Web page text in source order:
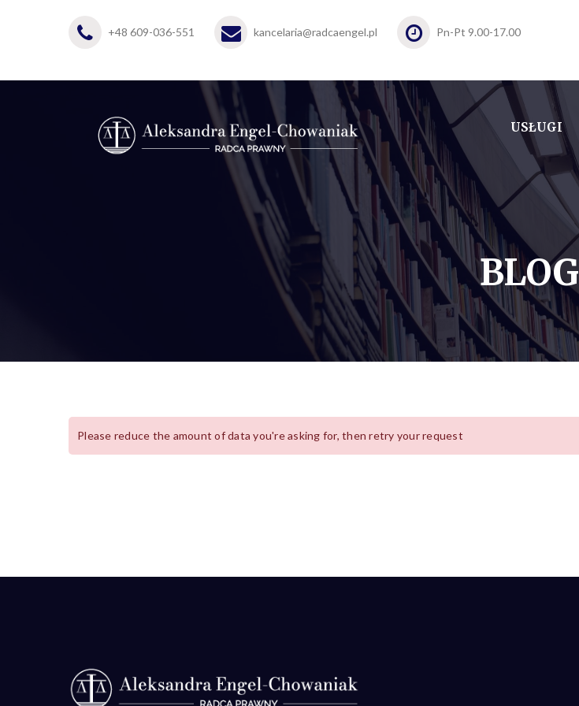
+48 609-036-551 kancelaria@radcaengel.pl Pn-Pt 9.00-17.00
USŁUGI
BLOG
Please reduce the amount of data you're asking for, then retry your request